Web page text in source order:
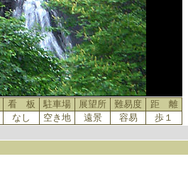
看 板 駐車場 展望所 難易度
距 離
なし 空き地 遠景 容易 歩１